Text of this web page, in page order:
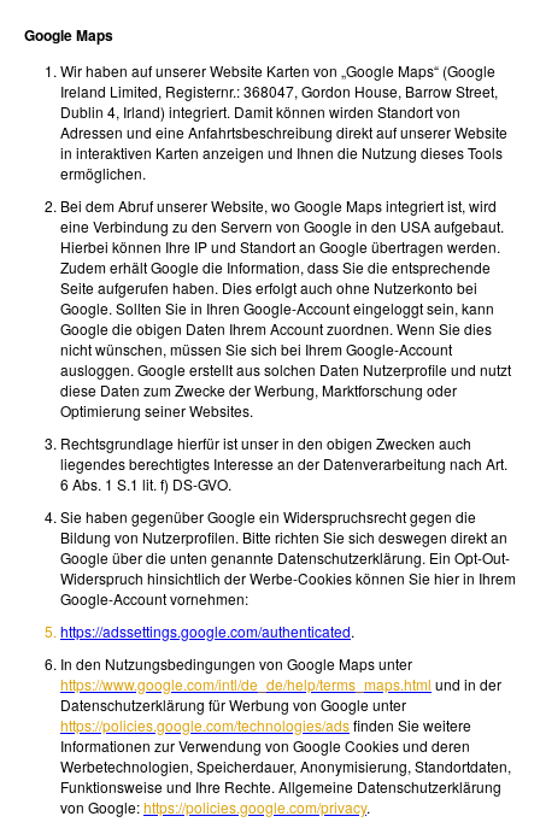
Google Maps
Wir haben auf unserer Website Karten von „Google Maps“ (Google
Ireland Limited, Registernr.: 368047, Gordon House, Barrow Street,
Dublin 4, Irland) integriert. Damit können wirden Standort von
Adressen und eine Anfahrtsbeschreibung direkt auf unserer Website
in interaktiven Karten anzeigen und Ihnen die Nutzung dieses Tools
ermöglichen.
Bei dem Abruf unserer Website, wo Google Maps integriert ist, wird
eine Verbindung zu den Servern von Google in den USA aufgebaut.
Hierbei können Ihre IP und Standort an Google übertragen werden.
Zudem erhält Google die Information, dass Sie die entsprechende
Seite aufgerufen haben. Dies erfolgt auch ohne Nutzerkonto bei
Google. Sollten Sie in Ihren Google-Account eingeloggt sein, kann
Google die obigen Daten Ihrem Account zuordnen. Wenn Sie dies
nicht wünschen, müssen Sie sich bei Ihrem Google-Account
ausloggen. Google erstellt aus solchen Daten Nutzerprofile und nutzt
diese Daten zum Zwecke der Werbung, Marktforschung oder
Optimierung seiner Websites.
Rechtsgrundlage hierfür ist unser in den obigen Zwecken auch
liegendes berechtigtes Interesse an der Datenverarbeitung nach Art.
6 Abs. 1 S.1 lit. f) DS-GVO.
Sie haben gegenüber Google ein Widerspruchsrecht gegen die
Bildung von Nutzerprofilen. Bitte richten Sie sich deswegen direkt an
Google über die unten genannte Datenschutzerklärung. Ein Opt-Out-
Widerspruch hinsichtlich der Werbe-Cookies können Sie hier in Ihrem
Google-Account vornehmen:
https://adssettings.google.com/authenticated.
In den Nutzungsbedingungen von Google Maps unter
https://www.google.com/intl/de_de/help/terms_maps.html und in der
Datenschutzerklärung für Werbung von Google unter
https://policies.google.com/technologies/adsfinden Sie weitere
Informationen zur Verwendung von Google Cookies und deren
Werbetechnologien, Speicherdauer, Anonymisierung, Standortdaten,
Funktionsweise und Ihre Rechte. Allgemeine Datenschutzerklärung
von Google:https://policies.google.com/privacy.